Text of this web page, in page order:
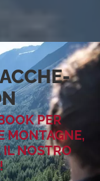
PER
MONTAGNE,
IL NOSTRO